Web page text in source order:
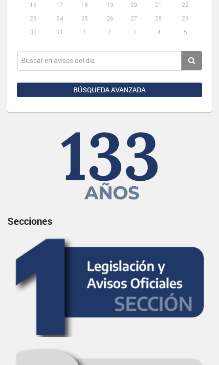
16
17 18 19 20 21
22
23
24 25 26 27 28
29
30
31 1 2 3 4 5
BÚSQUEDA AVANZADA
Secciones